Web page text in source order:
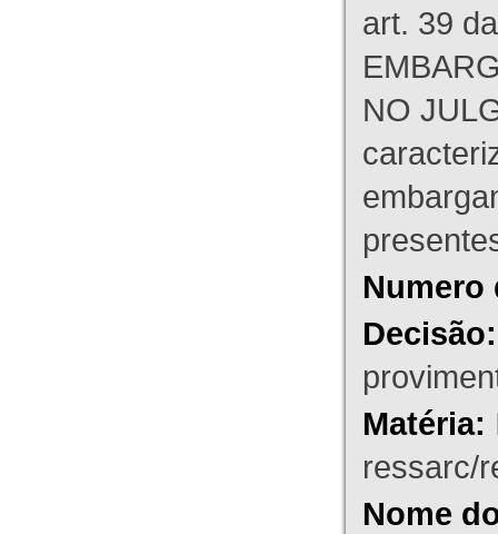
art. 39
NO
Numero
Decisão:
Matéria:
ressarc/
Nome